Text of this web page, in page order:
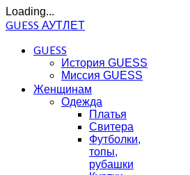
Loading...
GUESS АУТЛЕТ
GUESS
История GUESS
Миссия GUESS
Женщинам
Одежда
Платья
Свитера
Футболки,
топы,
рубашки